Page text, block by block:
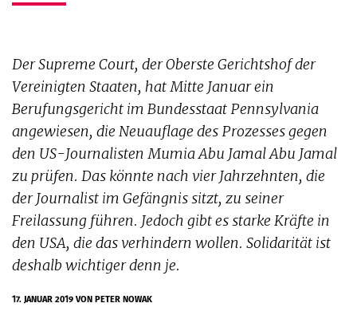
Der Supreme Court, der Oberste Gerichtshof der
Vereinigten Staaten, hat Mitte Januar ein
Berufungsgericht im Bundesstaat Pennsylvania
angewiesen, die Neuauflage des Prozesses gegen
den US-Journalisten Mumia Abu Jamal Abu Jamal
zu prüfen. Das könnte nach vier Jahrzehnten, die
der Journalist im Gefängnis sitzt, zu seiner
Freilassung führen. Jedoch gibt es starke Kräfte in
den USA, die das verhindern wollen. Solidarität ist
deshalb wichtiger denn je.
17. JANUAR 2019VON PETER NOWAK